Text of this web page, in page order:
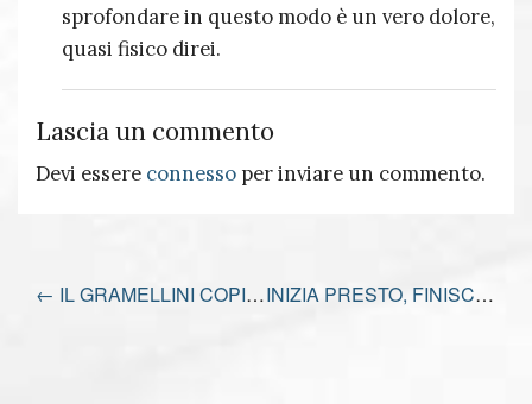
sprofondare in questo modo è un vero dolore,
quasi fisico direi.
Lascia un commento
Devi essere connesso per inviare un commento.
← IL GRAMELLINI COPIANTE INIZIA PRESTO, FINISCE PRESTO E… NON PULISCE ADRO